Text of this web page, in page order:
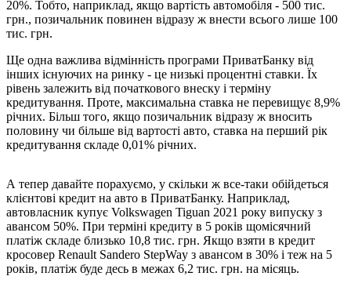
20%. Тобто, наприклад, якщо вартість автомобіля - 500 тис.
грн., позичальник повинен відразу ж внести всього лише 100
тис. грн.
Ще одна важлива відмінність програми ПриватБанку від
інших існуючих на ринку - це низькі процентні ставки. Їх
рівень залежить від початкового внеску і терміну
кредитування. Проте, максимальна ставка не перевищує 8,9%
річних. Більш того, якщо позичальник відразу ж вносить
половину чи більше від вартості авто, ставка на перший рік
кредитування складе 0,01% річних.
А тепер давайте порахуємо, у скільки ж все-таки обійдеться
клієнтові кредит на авто в ПриватБанку. Наприклад,
автовласник купує Volkswagen Tiguan 2021 року випуску з
авансом 50%. При терміні кредиту в 5 років щомісячний
платіж складе близько 10,8 тис. грн. Якщо взяти в кредит
кросовер Renault Sandero StepWay з авансом в 30% і теж на 5
років, платіж буде десь в межах 6,2 тис. грн. на місяць.